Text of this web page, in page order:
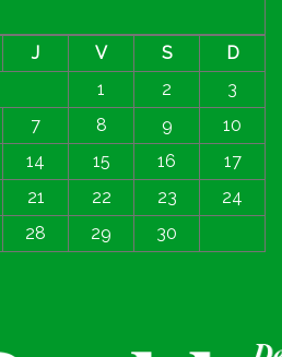
J V S
D
1
2
3
7 8 9
10
14 15 16
17
21 22 23
24
28 29 30